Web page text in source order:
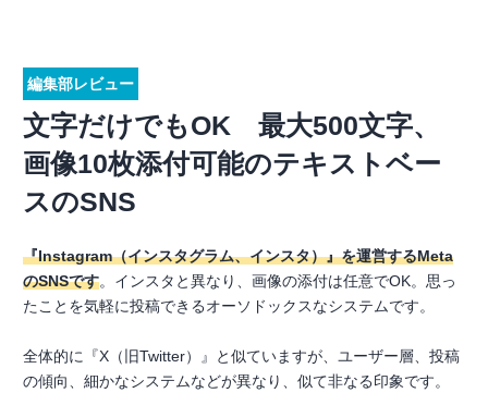
編集部レビュー
文字だけでもOK 最大500文字、
画像10枚添付可能のテキストベー
スのSNS
『Instagram（インスタグラム、インスタ）』を運営するMeta
のSNSです。インスタと異なり、画像の添付は任意でOK。思っ
たことを気軽に投稿できるオーソドックスなシステムです。
全体的に『X（旧Twitter）』と似ていますが、ユーザー層、投稿
の傾向、細かなシステムなどが異なり、似て非なる印象です。